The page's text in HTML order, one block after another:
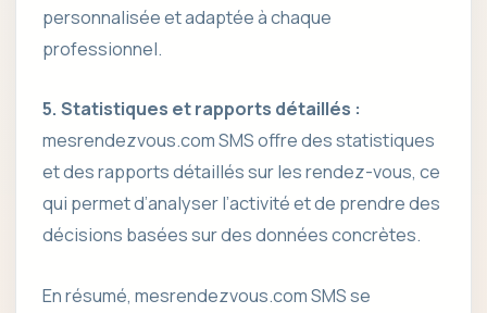
personnalisée et adaptée à chaque
professionnel.
5. Statistiques et rapports détaillés :
mesrendezvous.com SMS offre des statistiques
et des rapports détaillés sur les rendez-vous, ce
qui permet d’analyser l’activité et de prendre des
décisions basées sur des données concrètes.
En résumé, mesrendezvous.com SMS se